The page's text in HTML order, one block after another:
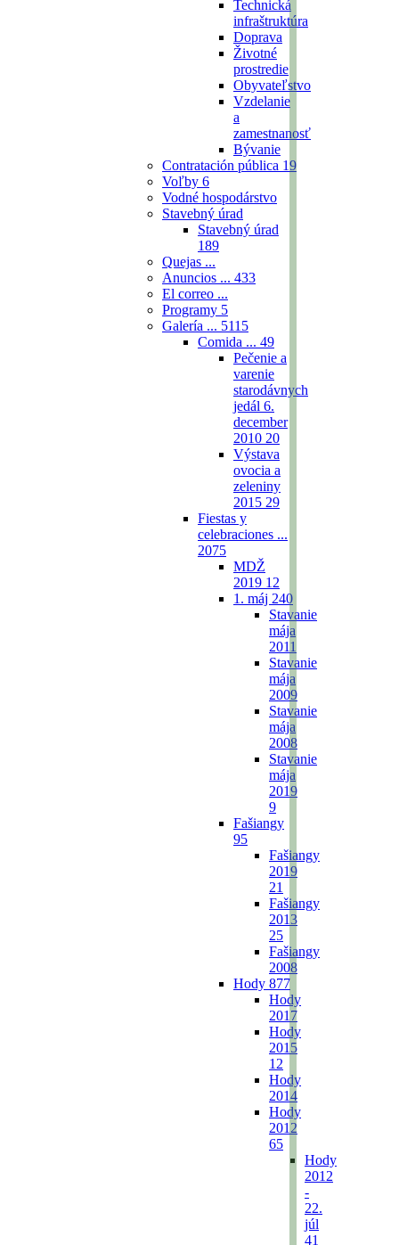
Technická
infraštruktúra
Doprava
Životné
prostredie
Obyvateľstvo
Vzdelanie
a
zamestnanosť
Bývanie
Contratación pública 19
Voľby 6
Vodné hospodárstvo
Stavebný úrad
Stavebný úrad
189
Quejas ...
Anuncios ... 433
El correo ...
Programy 5
Galería ... 5115
Comida ... 49
Pečenie a
varenie
starodávnych
jedál 6.
december
2010 20
Výstava
ovocia a
zeleniny
2015 29
Fiestas y
celebraciones ...
2075
MDŽ
2019 12
1. máj 240
Stavanie
mája
2011
Stavanie
mája
2009
Stavanie
mája
2008
Stavanie
mája
2019
9
Fašiangy
95
Fašiangy
2019
21
Fašiangy
2013
25
Fašiangy
2008
Hody 877
Hody
2017
Hody
2015
12
Hody
2014
Hody
2012
65
Hody
2012
-
22.
júl
41